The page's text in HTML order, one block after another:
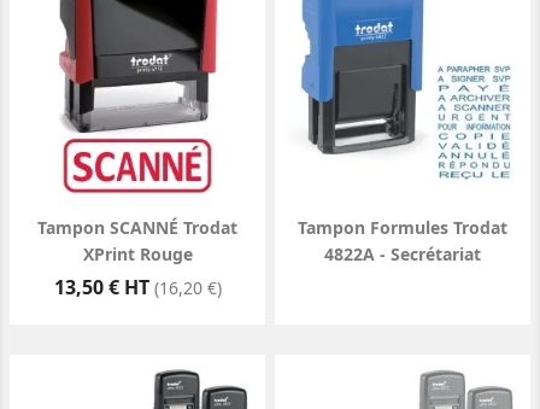
Tampon SCANNÉ Trodat
XPrint Rouge
Prix
13,50 € HT (16,20 €)
Tampon Formules Trodat
4822A - Secrétariat